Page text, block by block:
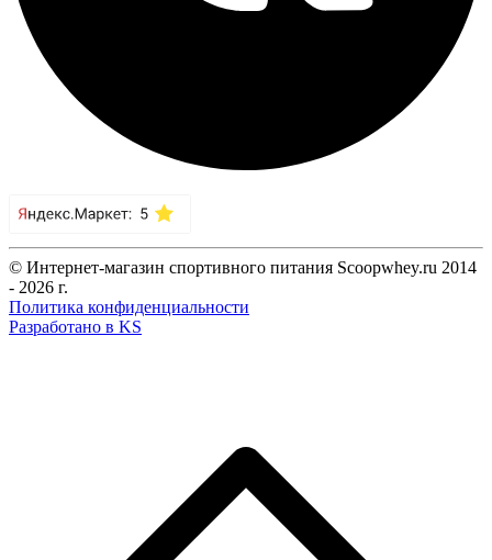
© Интернет-магазин спортивного питания Scoopwhey.ru 2014
- 2026 г.
Политика конфиденциальности
Разработано в KS